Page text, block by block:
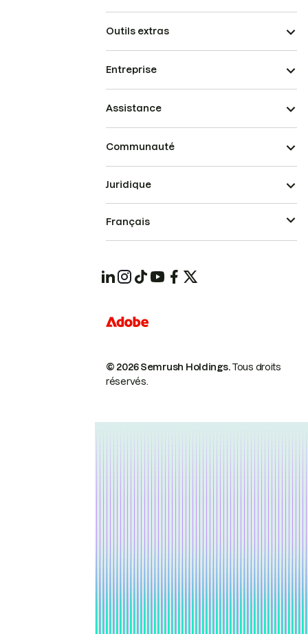
Outils extras
Entreprise
Assistance
Communauté
© 2026 Semrush Holdings.Tous droits
réservés.
Juridique
Français